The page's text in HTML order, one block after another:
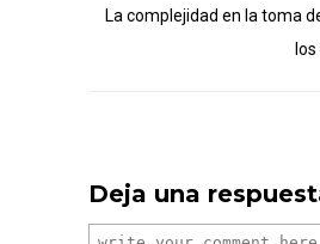
La complejidad en la toma
Deja una